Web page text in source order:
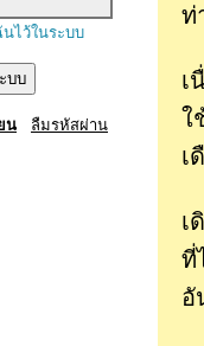
ไว้ในระบบ
น ลืมรหัสผ่าน
ท่
เ
ใ
เ
เ
ที่
อั